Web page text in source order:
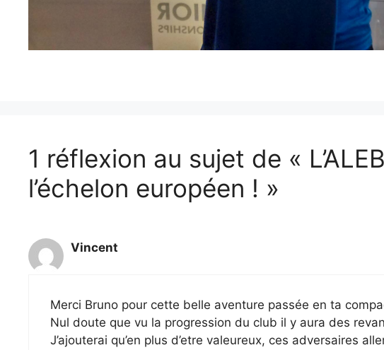
1 réflexion au sujet de «
l’échelon européen ! »
Vincent
Merci Bruno pour cette belle aventure passée en ta
Nul doute que vu la progression du club il y aura des
J’ajouterai qu’en plus d’etre valeureux, ces adversaires